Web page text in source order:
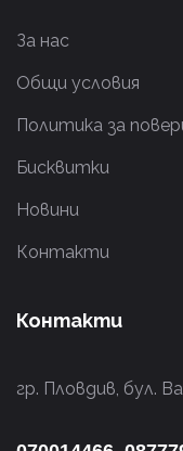
За нас
Общи условия
Политика за
Бисквитки
Новини
Контакти
Контакти
гр. Пловдив, бул.